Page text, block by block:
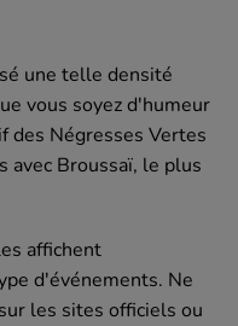
une telle densité
vous soyez d'humeur
des Négresses Vertes
avec Broussaï, le plus
affichent
d'événements. Ne
les sites officiels ou